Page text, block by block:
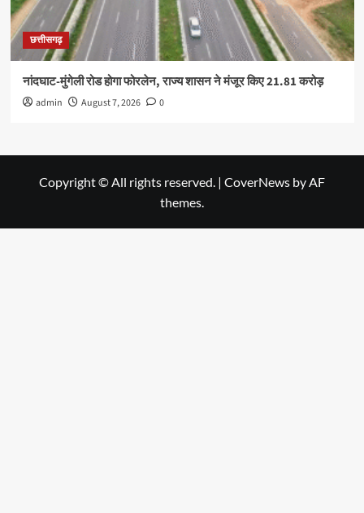
छत्तीसगढ़
नांदघाट-मुंगेली रोड होगा फोरलेन, राज्य शासन ने मंजूर किए 21.81 करोड़
admin August 7, 2026 0
Copyright © All rights reserved. | CoverNews by AF
themes.